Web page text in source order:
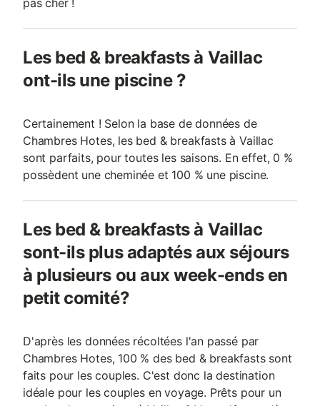
pas cher !
Les bed & breakfasts à Vaillac
ont-ils une piscine ?
Certainement ! Selon la base de données de
Chambres Hotes, les bed & breakfasts à Vaillac
sont parfaits, pour toutes les saisons. En effet, 0 %
possèdent une cheminée et 100 % une piscine.
Les bed & breakfasts à Vaillac
sont-ils plus adaptés aux séjours
à plusieurs ou aux week-ends en
petit comité?
D'après les données récoltées l'an passé par
Chambres Hotes, 100 % des bed & breakfasts sont
faits pour les couples. C'est donc la destination
idéale pour les couples en voyage. Prêts pour un